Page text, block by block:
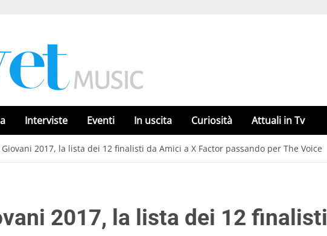
Interviste Eventi In uscita Curiosità Attuali in Tv
2017, la lista dei 12 finalisti da Amici a X Factor passando per The Voice
2017, la lista dei 12 finalisti